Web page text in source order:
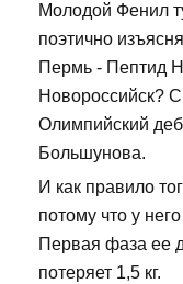
Молодой Фенил
поэтично
Пермь - Пептид
Новороссийск?
Олимпийский
Большунова.
И как правило
потому что у
Первая фаза ее
потеряет 1,5 кг.